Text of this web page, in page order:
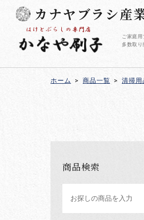
カナヤブラシ産
ご家庭
多数取り
ホーム > 商品一覧 > 清掃用
商品検索